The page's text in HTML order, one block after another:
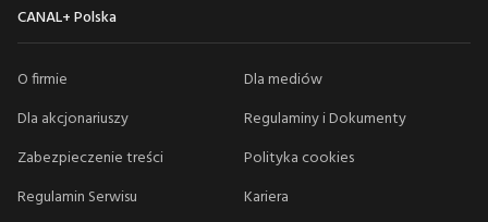
CANAL+ Polska
O firmie
Dla mediów
Dla akcjonariuszy
Regulaminy i Dokumenty
Zabezpieczenie treści
Polityka cookies
Regulamin Serwisu
Kariera